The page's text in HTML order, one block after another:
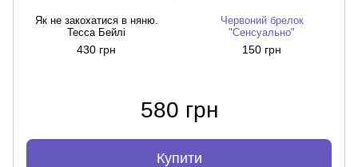
Як не закохатися в няню.
Тесса Бейлі
430 грн
Червоний брелок
"Сенсуально"
150 грн
580 грн
Купити